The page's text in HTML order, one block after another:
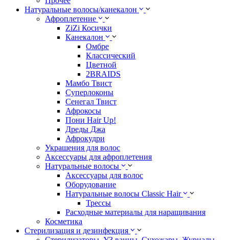
Натуральные волосы/канекалон
Афроплетение
ZiZi Косички
Канекалон
Омбре
Классический
Цветной
2BRAIDS
Мамбо Твист
Суперлоконы
Сенегал Твист
Афрокосы
Пони Hair Up!
Дреды Джа
Афрокудри
Украшения для волос
Аксессуары для афроплетения
Натуральные волосы
Аксессуары для волос
Оборудование
Натуральные волосы Classic Hair
Трессы
Расходные материалы для наращивания
Косметика
Стерилизация и дезинфекция